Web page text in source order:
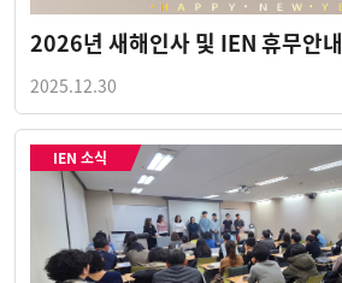
2026년 새해인사 및 IEN 휴무안내
2025.12.30
IEN 소식